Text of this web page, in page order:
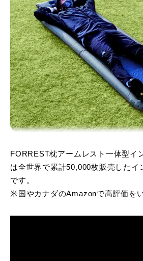
FORREST枕アームレスト一体型イ
は全世界で累計50,000枚販売したイ
です。
米国やカナダのAmazonで高評価を